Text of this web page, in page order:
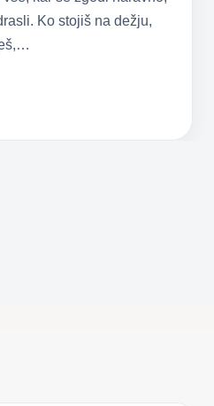
Ko stojiš na dežju,